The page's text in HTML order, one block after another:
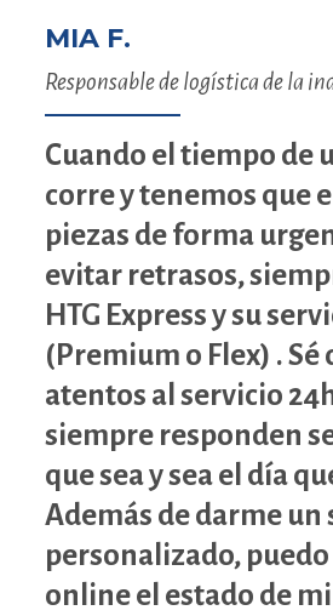
MIA F.
Responsable de logística de la
Cuando el tiempo de
corre y tenemos que
piezas de forma
evitar retrasos,
HTG Express y su
(Premium o Flex) . Sé
atentos al servicio
siempre responden
que sea y sea el día
Además de darme
personalizado,
online el estado de